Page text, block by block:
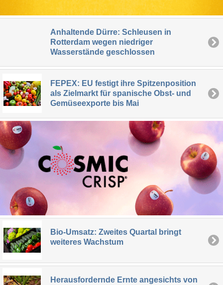
Anhaltende Dürre: Schleusen in
Rotterdam wegen niedriger
Wasserstände geschlossen
FEPEX: EU festigt ihre Spitzenposition
als Zielmarkt für spanische Obst- und
Gemüseexporte bis Mai
Bio-Umsatz: Zweites Quartal bringt
weiteres Wachstum
Herausfordernde Ernte angesichts von